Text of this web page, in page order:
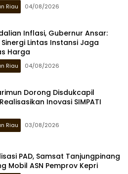
Riau 04/08/2026
Inflasi, Gubernur Ansar:
Lintas Instansi Jaga
Harga
Riau 04/08/2026
Dorong Disdukcapil
Inovasi SIMPATI
Riau 03/08/2026
PAD, Samsat Tanjungpinang
Mobil ASN Pemprov Kepri